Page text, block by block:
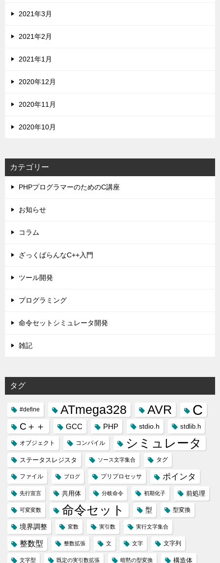
2021年3月
2021年2月
2021年1月
2020年12月
2020年11月
2020年10月
カテゴリー
PHPプログラマーのためのC講座
お知らせ
コラム
ざっくばらんなC++入門
ツール開発
プログラミング
命令セットシミュレータ開発
雑記
タグ
#define ATmega328 AVR C
C＋＋ GCC PHP stdio.h stdlib.h
オブジェクト コンパイル シミュレータ
ステータスレジスタ ソース文字集合 タグ
ファイル ブログ プリプロセッサ ポインタ
先行宣言 共用体 分岐命令 初期化子 前処理
可変変数 命令セット 型 型変換
境界調整 変数 実引数 実行文字集合
整数型 整数拡張 文 文字 文字列
文字型 既定の実引数拡張 暗黙の型変換 構造体